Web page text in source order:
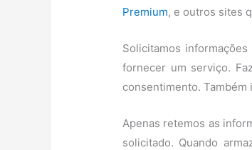
Premium, e outros sites
Solicitamos
fornecer um serviço.
consentimento.
Apenas retemos as
solicitado. Quando